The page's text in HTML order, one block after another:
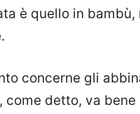
è quello in bambù,
concerne gli
come detto, va bene